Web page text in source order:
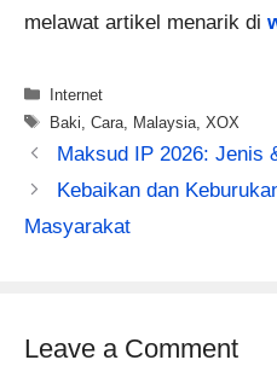
melawat artikel menarik di
Categories
Internet
Tags
Baki Cara, Malaysia, XOX
Maksud IP 2026: Jenis
Kebaikan dan
Masyarakat
Leave a Comment